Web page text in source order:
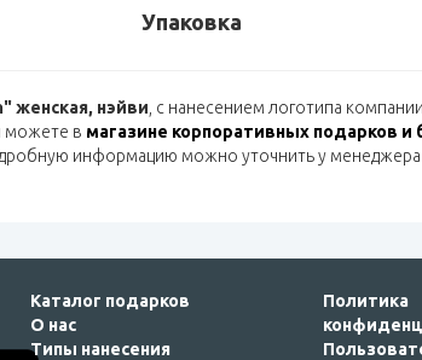
Упаковка
женская, нэйви , с нанесением логотипа
можете в магазине корпоративных подарков и
информацию можно уточнить у
Каталог подарков
О нас
Типы нанесения
Политика